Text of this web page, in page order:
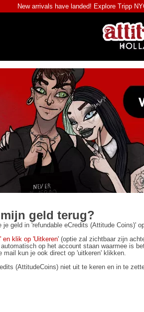
New arrivals have landed! Explore Tripp
geld terug?
geld in 'refundable eCredits (Attitude Coins)'
en klik op 'Uitkeren' (optie zal zichtbaar zijn
op het account staan waarmee is
mail kun je ook direct op 'uitkeren' klikken.
(AttitudeCoins) niet uit te keren en in te